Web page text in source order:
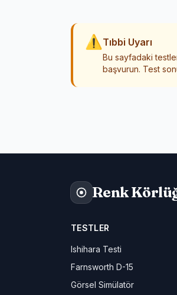
⚠ Tıbbi Uyarı
Bu sayfadaki
başvurun. Test
Renk
TESTLER
Ishihara Testi
Farnsworth D-15
Görsel Simülatör